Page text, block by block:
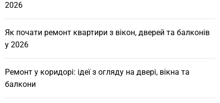
2026
Як почати ремонт квартири з вікон, дверей та балконів
у 2026
Ремонт у коридорі: ідеї з огляду на двері, вікна та
балкони